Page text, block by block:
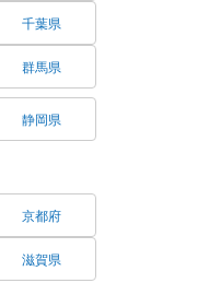
千葉県
群馬県
静岡県
京都府
滋賀県